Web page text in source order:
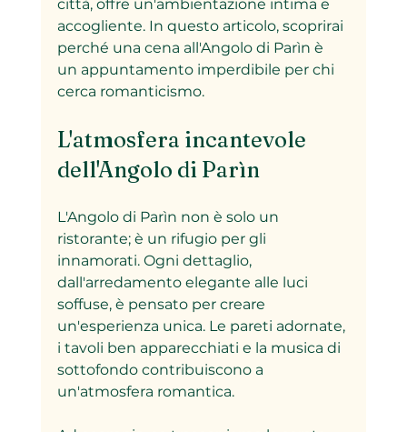
città, offre un'ambientazione intima e
accogliente. In questo articolo, scoprirai
perché una cena all'Angolo di Parìn è
un appuntamento imperdibile per chi
cerca romanticismo.
L'atmosfera incantevole
dell'Angolo di Parìn
L'Angolo di Parìn non è solo un
ristorante; è un rifugio per gli
innamorati. Ogni dettaglio,
dall'arredamento elegante alle luci
soffuse, è pensato per creare
un'esperienza unica. Le pareti adornate,
i tavoli ben apparecchiati e la musica di
sottofondo contribuiscono a
un'atmosfera romantica.